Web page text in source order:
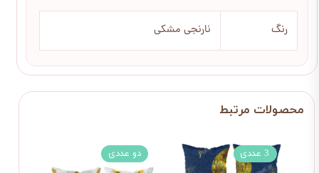
رنگ نارنجی مشکی
دو عددی 3 عددی